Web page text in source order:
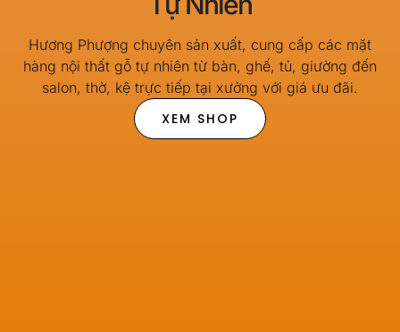
Hương Phượng chuyên sản xuất, cung cấp các mặt
hàng nội thất gỗ tự nhiên từ bàn, ghế, tủ, giường đến
salon, thờ, kệ trực tiếp tại xưởng với giá ưu đãi.
XEM SHOP